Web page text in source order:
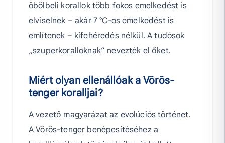
öbölbeli korallok több fokos emelkedést is
elviselnek – akár 7 °C-os emelkedést is
említenek – kifehéredés nélkül. A tudósok
„szuperkoralloknak” nevezték el őket.
Miért olyan ellenállóak a Vörös-
tenger koralljai?
A vezető magyarázat az evolúciós történet.
A Vörös-tenger benépesítéséhez a